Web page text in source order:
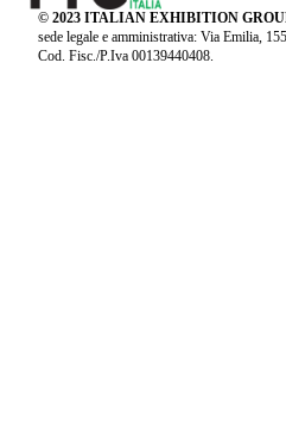
© 2023 ITALIAN EXHIBITION
sede legale e amministrativa: Via Emilia,
Cod. Fisc./P.Iva 00139440408.